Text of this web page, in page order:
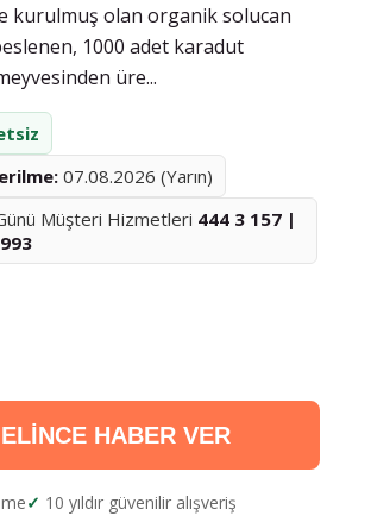
kurulmuş olan organik solucan
1000 adet karadut
üre...
07.08.2026 (Yarın)
Müşteri Hizmetleri 444 3 157 |
HABER VER
10 yıldır güvenilir alışveriş